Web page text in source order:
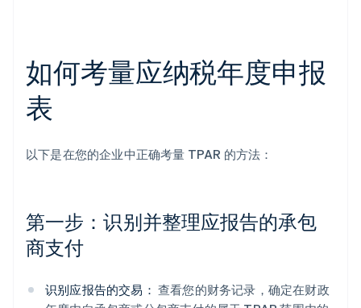
如何考量应纳税年度申报
表
以下是在您的企业中正确考量 TPAR 的方法：
第一步：识别并整理应报告的承包
商支付
识别应报告的交易： 查看您的财务记录，确定在财政